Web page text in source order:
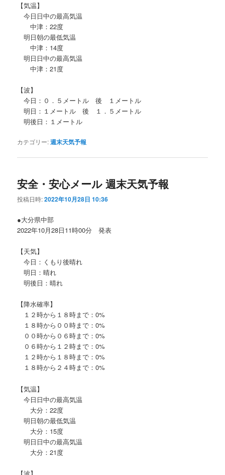
【気温】
今日日中の最高気温
中津：22度
明日朝の最低気温
中津：14度
明日日中の最高気温
中津：21度
【波】
今日：０．５メートル 後 １メートル
明日：１メートル 後 １．５メートル
明後日：１メートル
カテゴリー:週末天気予報
安全・安心メール 週末天気予報
投稿日時:2022年10月28日 10:36
●大分県中部
2022年10月28日11時00分 発表
【天気】
今日：くもり後晴れ
明日：晴れ
明後日：晴れ
【降水確率】
１２時から１８時まで：0%
１８時から００時まで：0%
００時から０６時まで：0%
０６時から１２時まで：0%
１２時から１８時まで：0%
１８時から２４時まで：0%
【気温】
今日日中の最高気温
大分：22度
明日朝の最低気温
大分：15度
明日日中の最高気温
大分：21度
【波】